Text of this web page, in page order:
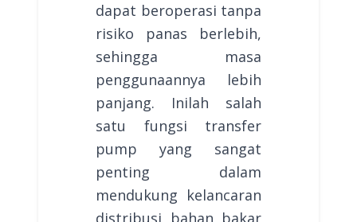
dapat beroperasi tanpa
risiko panas berlebih,
sehingga masa
penggunaannya lebih
panjang. Inilah salah
satu fungsi transfer
pump yang sangat
penting dalam
mendukung kelancaran
distribusi bahan bakar